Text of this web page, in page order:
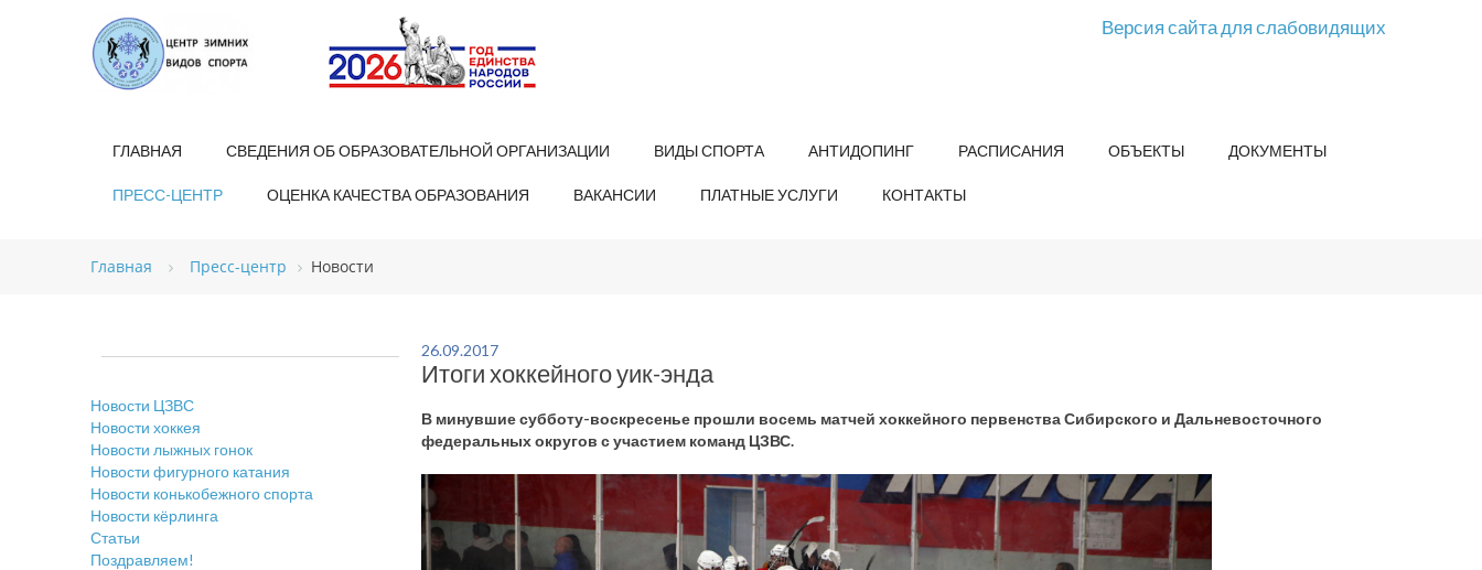
Версия сайта для слабовидящих
ГЛАВНАЯ СВЕДЕНИЯ ОБ ОБРАЗОВАТЕЛЬНОЙ ОРГАНИЗАЦИИ ВИДЫ СПОРТА АНТИДОПИНГ РАСПИСАНИЯ ОБЪЕКТЫ ДОКУМЕНТЫ
ПРЕСС-ЦЕНТР ОЦЕНКА КАЧЕСТВА ОБРАЗОВАНИЯ ВАКАНСИИ ПЛАТНЫЕ УСЛУГИ КОНТАКТЫ
Главная Пресс-центр Новости
26.09.2017
Итоги хоккейного уик-энда
В минувшие субботу-воскресенье прошли восемь матчей хоккейного первенства Сибирского и Дальневосточного
федеральных округов с участием команд ЦЗВС.
Новости ЦЗВС
Новости хоккея
Новости лыжных гонок
Новости фигурного катания
Новости конькобежного спорта
Новости кёрлинга
Статьи
Поздравляем!